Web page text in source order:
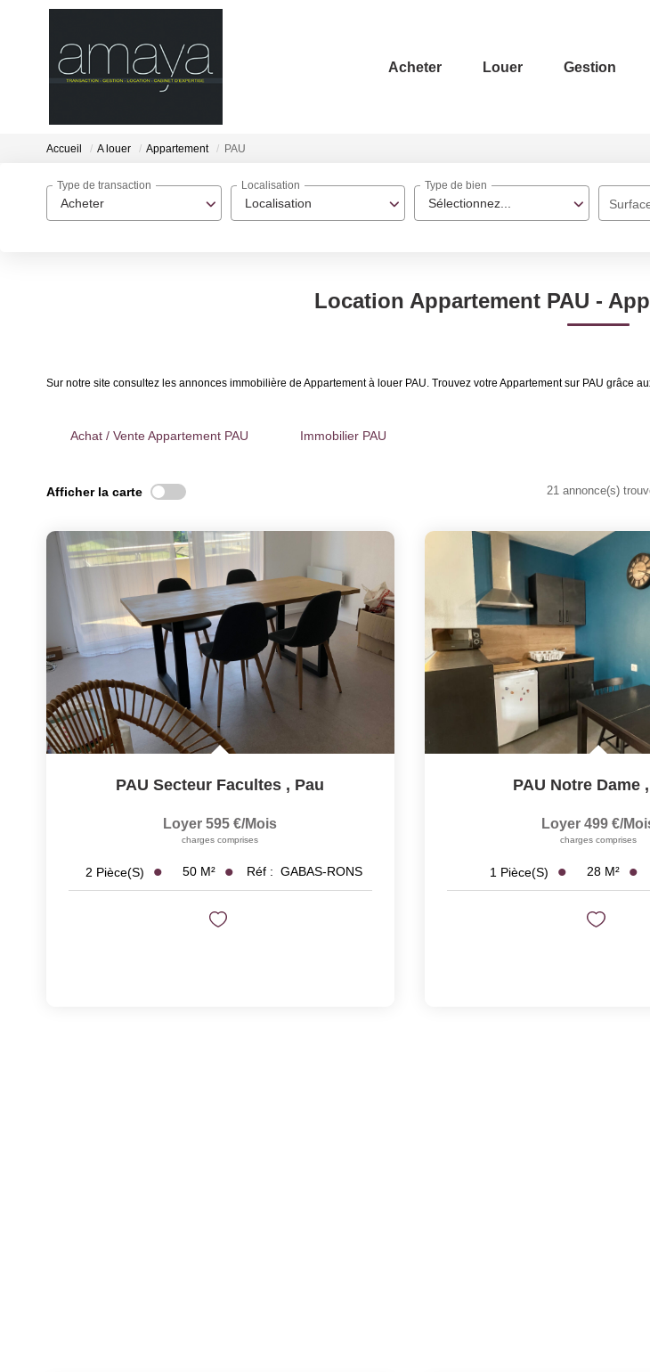
Acheter Louer Gestion
Accueil A louer Appartement PAU
Acheter
Type de transaction
Localisation
Localisation
Sélectionnez...
Type de bien
Location Appartement PAU -
Sur notre site consultez les annonces immobilière de Appartement à louer PAU. Trouvez votre Appartement sur PAU grâce
Achat / Vente Appartement PAU Immobilier PAU
Afficher la carte 21 annonce(s)
PAU Secteur Facultes , Pau
Loyer 595 €/mois
charges comprises
2 Pièce(s) 50 M² Réf : GABAS-RONS
PAU Notre Dame ,
Loyer 499 €/
charges comprises
1 Pièce(s) 28 M²